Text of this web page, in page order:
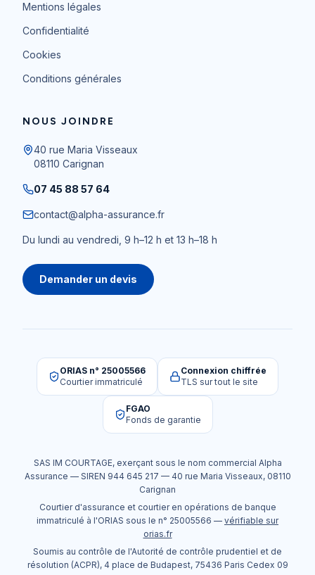
Mentions légales
Confidentialité
Cookies
Conditions générales
NOUS JOINDRE
40 rue Maria Visseaux
08110 Carignan
07 45 88 57 64
contact@alpha-assurance.fr
Du lundi au vendredi, 9 h–12 h et 13 h–18 h
Demander un devis
ORIAS n° 25005566
Courtier immatriculé
Connexion chiffrée
TLS sur tout le site
FGAO
Fonds de garantie
SAS IM COURTAGE, exerçant sous le nom commercial Alpha
Assurance — SIREN 944 645 217 — 40 rue Maria Visseaux, 08110
Carignan
Courtier d'assurance et courtier en opérations de banque
immatriculé à l'ORIAS sous le n° 25005566 — vérifiable sur
orias.fr
Soumis au contrôle de l'Autorité de contrôle prudentiel et de
résolution (ACPR), 4 place de Budapest, 75436 Paris Cedex 09